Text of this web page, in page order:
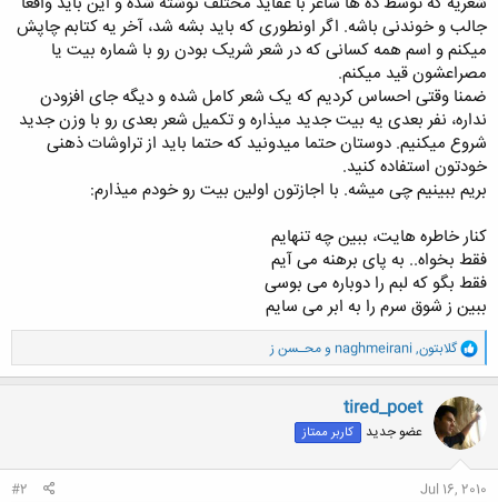
جالب و خوندنی باشه. اگر اونطوری که باید بشه شد، آخر یه کتابم چاپش
میکنم و اسم همه کسانی که در شعر شریک بودن رو با شماره بیت یا
مصراعشون قید میکنم.
ضمنا وقتی احساس کردیم که یک شعر کامل شده و دیگه جای افزودن
نداره، نفر بعدی یه بیت جدید میذاره و تکمیل شعر بعدی رو با وزن جدید
شروع میکنیم. دوستان حتما میدونید که حتما باید از تراوشات ذهنی
خودتون استفاده کنید.
بریم ببینیم چی میشه. با اجازتون اولین بیت رو خودم میذارم:
کنار خاطره هایت، ببین چه تنهایم
فقط بخواه.. به پای برهنه می آیم
فقط بگو که لبم را دوباره می بوسی
ببین ز شوق سرم را به ابر می سایم
و
ا
ک
ن
ش
ه
ا
گلابتون,
naghmeirani و محـسن ز
tired_poet
عضو جدید کاربر ممتاز
Jul 16, 2010
#2